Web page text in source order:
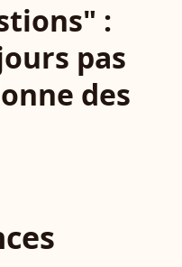
:
pas
des